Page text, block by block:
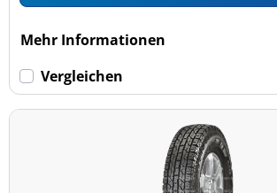
Keine Run-flat (3)
Mehr Informationen
Vergleichen